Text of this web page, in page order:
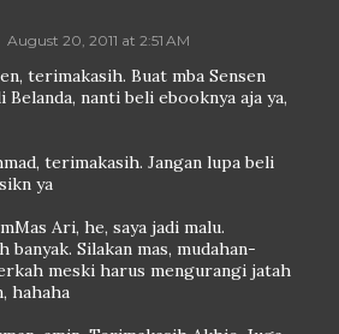
August 20, 2011 at 2:51 AM
terimakasih. Buat mba Sensen
Belanda, nanti beli ebooknya aja ya,
terimakasih. Jangan lupa beli
ya
Ari, he, saya jadi malu.
banyak. Silakan mas, mudahan-
meski harus mengurangi jatah
hahaha